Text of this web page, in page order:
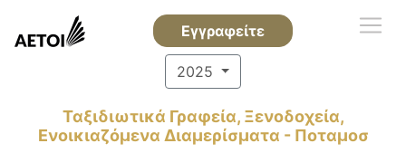
Εγγραφείτε
2025
Ταξιδιωτικά Γραφεία, Ξενοδοχεία,
Ενοικιαζόμενα Διαμερίσματα - Ποταμοσ